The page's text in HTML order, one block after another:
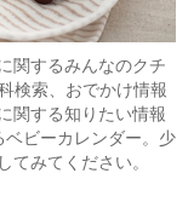
関するみんなのクチ
検索、おでかけ情報
関する知りたい情報
ビーカレンダー。少
てみてください。